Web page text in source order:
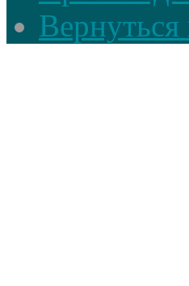
Вернуться